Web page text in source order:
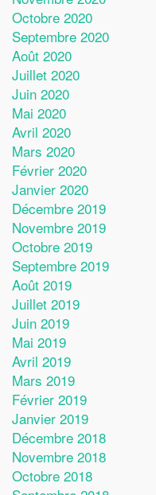
Octobre 2020
Septembre 2020
Août 2020
Juillet 2020
Juin 2020
Mai 2020
Avril 2020
Mars 2020
Février 2020
Janvier 2020
Décembre 2019
Novembre 2019
Octobre 2019
Septembre 2019
Août 2019
Juillet 2019
Juin 2019
Mai 2019
Avril 2019
Mars 2019
Février 2019
Janvier 2019
Décembre 2018
Novembre 2018
Octobre 2018